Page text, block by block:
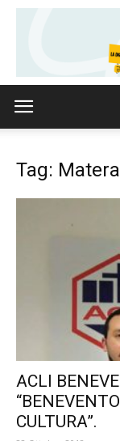
Tag: Matera
ACLI
CULTURA”.